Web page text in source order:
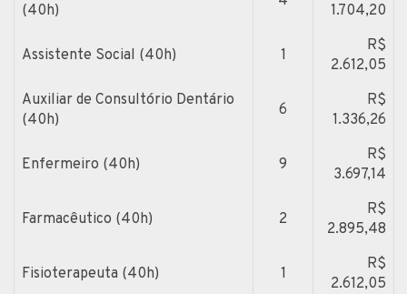
(40h)
1.704,20
Assistente Social (40h) 1
R$
2.612,05
Auxiliar de Consultório Dentário
(40h)
6
R$
1.336,26
Enfermeiro (40h) 9
R$
3.697,14
Farmacêutico (40h) 2
R$
2.895,48
Fisioterapeuta (40h) 1
R$
2.612,05